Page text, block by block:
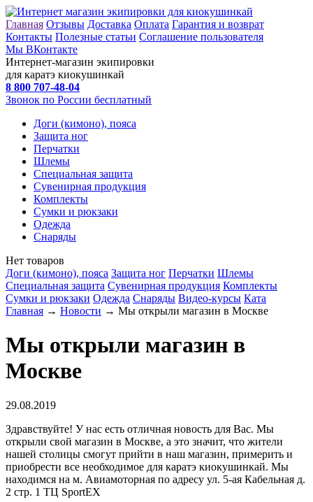
Главная Отзывы Доставка Оплата Гарантия и возврат
Контакты Полезные статьи Соглашение пользователя
Мы ВКонтакте
Интернет-магазин экипировки
для каратэ киокушинкай
8 800 707-48-04
Звонок по России бесплатный
Доги (кимоно), пояса
Защита ног
Перчатки
Шлемы
Специальная защита
Сувенирная продукция
Комплекты
Сумки и рюкзаки
Одежда
Снаряды
Нет товаров
Доги (кимоно), пояса Защита ног Перчатки Шлемы
Специальная защита Сувенирная продукция Комплекты
Сумки и рюкзаки Одежда Снаряды Видео-курсы Ката
Главная → Новости → Мы открыли магазин в Москве
Мы открыли магазин в
Москве
29.08.2019
Здравствуйте! У нас есть отличная новость для Вас. Мы
открыли свой магазин в Москве, а это значит, что жители
нашей столицы смогут прийти в наш магазин, примерить и
приобрести все необходимое для каратэ киокушинкай. Мы
находимся на м. Авиамоторная по адресу ул. 5-ая Кабельная д.
2 стр. 1 ТЦ SportEX